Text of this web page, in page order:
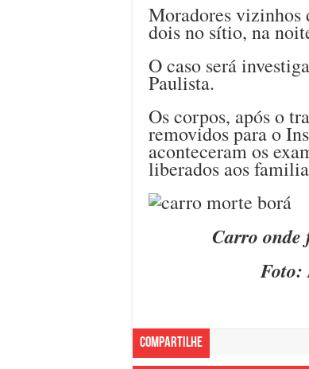
Moradores
dois no sítio, na
O caso será
Paulista.
Os corpos, após o
removidos para o
aconteceram os
liberados aos
Carro onde
Foto:
Compartilhe